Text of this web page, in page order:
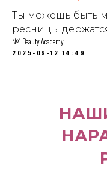
Ты можешь быть
ресницы
№1 Beauty Academy
2025-09-12 14:49